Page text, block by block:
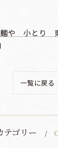
麺や 小とり
一覧に戻る
テゴリー